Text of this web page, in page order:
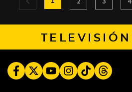
TELEVISIÓN
FacebookTwitterYoutubeInstagram
TikTokThreads